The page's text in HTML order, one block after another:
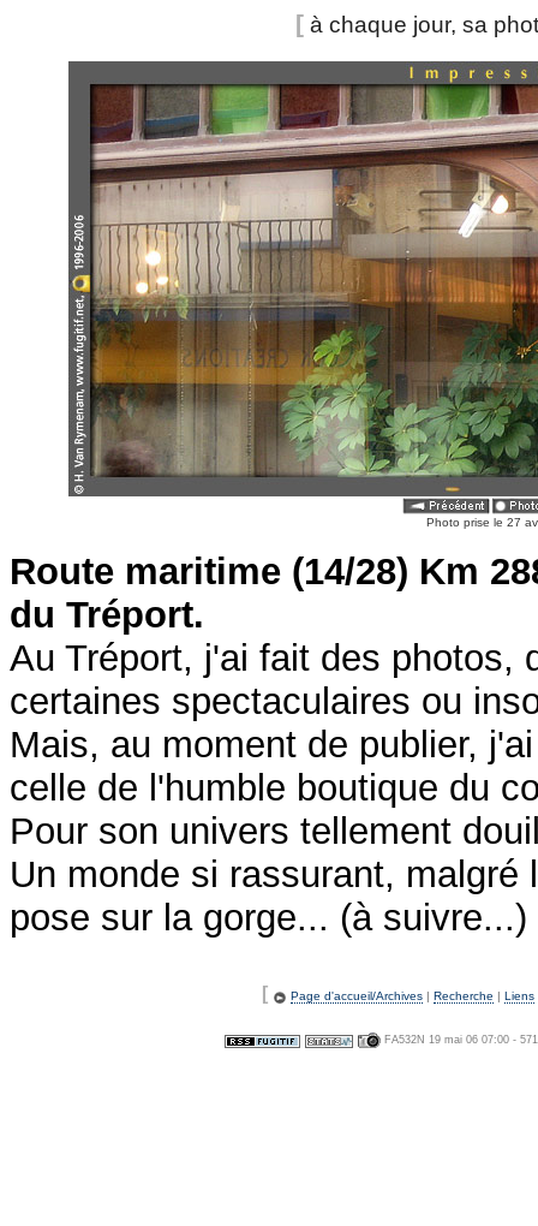
[ à chaque jour, sa
Photo prise le 27
Route maritime (14/28) Km
du Tréport.
Au Tréport, j'ai fait des photos,
certaines spectaculaires ou
Mais, au moment de publier,
celle de l'humble boutique du
Pour son univers tellement
Un monde si rassurant,
pose sur la gorge... (à suivre...)
[ Page d'accueil/Archives | Recherche | Liens
FA532N 19 mai 06 07:00 -